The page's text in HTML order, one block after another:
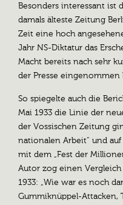
Besonders interessant ist
damals älteste Zeitung
Zeit eine hoch
Jahr NS-Diktatur das
Macht bereits nach sehr
der Presse eingenommen
So spiegelte auch die
Mai 1933 die Linie der
der Vossischen Zeitung
nationalen Arbeit“ und
mit dem „Fest der
Autor zog einen
1933: „Wie war es noch
Gummiknüppel-Attacken,